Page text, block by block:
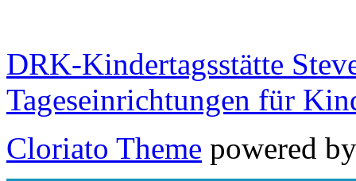
DRK-Kindertagsstätte
Tageseinrichtungen für
Cloriato Theme powered